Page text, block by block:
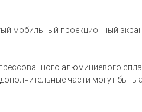
мобильный проекционный
алюминиевого
части могут